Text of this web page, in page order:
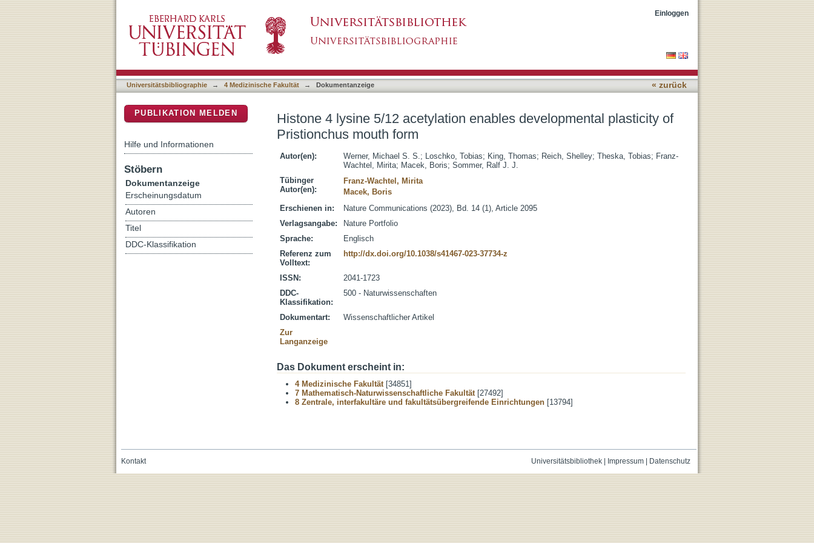
Histone 4 lysine 5/12 acetylation enables developmental plasticity of Pristionchus mouth formEinloggen
Universitätsbibliographie → 4 Medizinische Fakultät → Dokumentanzeige « zurück
Histone 4 lysine 5/12 acetylation enables developmental plasticity of
Pristionchus mouth form
Autor(en): Werner, Michael S. S.; Loschko, Tobias; King, Thomas; Reich, Shelley; Theska, Tobias; Franz-
Wachtel, Mirita; Macek, Boris; Sommer, Ralf J. J.
Tübinger
Autor(en):
Franz-Wachtel, Mirita
Macek, Boris
Erschienen in:
Nature Communications (2023), Bd. 14 (1), Article 2095
Verlagsangabe:
Nature Portfolio
Sprache:
Englisch
Referenz zum
Volltext:
http://dx.doi.org/10.1038/s41467-023-37734-z
ISSN:
2041-1723
DDC-
Klassifikation:
500 - Naturwissenschaften
Dokumentart:
Wissenschaftlicher Artikel
Zur
Langanzeige
Das Dokument erscheint in:
4 Medizinische Fakultät[34851]
7 Mathematisch-Naturwissenschaftliche Fakultät[27492]
8 Zentrale, interfakultäre und fakultätsübergreifende Einrichtungen [13794]
PUBLIKATION MELDEN
Hilfe und Informationen
Stöbern
Dokumentanzeige
Erscheinungsdatum
Autoren
Titel
DDC-Klassifikation
Universitätsbibliothek| Impressum| Datenschutz
Kontakt